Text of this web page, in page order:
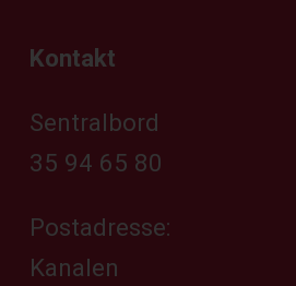
Kontakt
Sentralbord
35 94 65 80
Postadresse:
Kanalen